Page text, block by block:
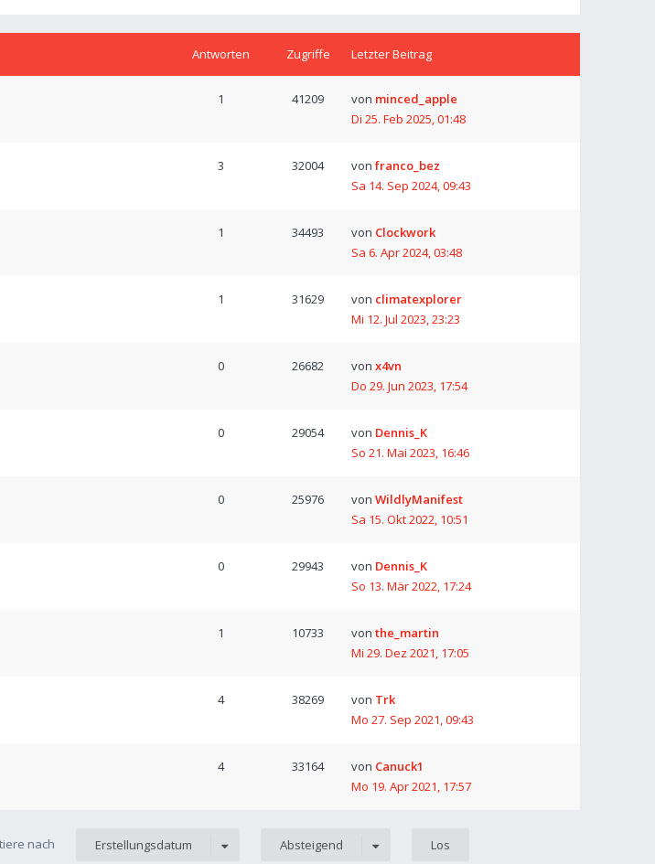
Antworten Zugriffe Letzter Beitrag
1 41209 von minced_apple
Di 25. Feb 2025, 01:48
3 32004 von franco_bez
Sa 14. Sep 2024, 09:43
1 34493 von Clockwork
Sa 6. Apr 2024, 03:48
1 31629 von climatexplorer
Mi 12. Jul 2023, 23:23
0 26682 von x4vn
Do 29. Jun 2023, 17:54
0 29054 von Dennis_K
So 21. Mai 2023, 16:46
0 25976 von WildlyManifest
Sa 15. Okt 2022, 10:51
0 29943 von Dennis_K
So 13. Mär 2022, 17:24
1 10733 von the_martin
Mi 29. Dez 2021, 17:05
4 38269 von Trk
Mo 27. Sep 2021, 09:43
4 33164 von Canuck1
Mo 19. Apr 2021, 17:57
nach Erstellungsdatum Absteigend